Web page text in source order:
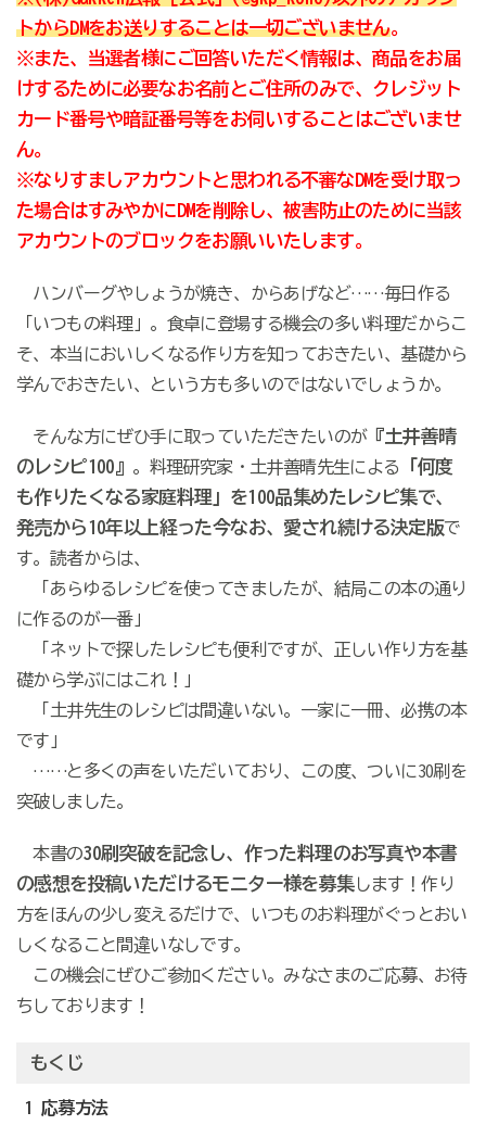
トからDMをお送りすることは一切ございません。
※また、当選者様にご回答いただく情報は、商品をお届
けするために必要なお名前とご住所のみで、クレジット
カード番号や暗証番号等をお伺いすることはございませ
ん。
※なりすましアカウントと思われる不審なDMを受け取っ
た場合はすみやかにDMを削除し、被害防止のために当該
アカウントのブロックをお願いいたします。
ハンバーグやしょうが焼き、からあげなど……毎日作る
「いつもの料理」。食卓に登場する機会の多い料理だからこ
そ、本当においしくなる作り方を知っておきたい、基礎から
学んでおきたい、という方も多いのではないでしょうか。
そんな方にぜひ手に取っていただきたいのが『土井善晴
のレシピ100』 。料理研究家・土井善晴先生による
「何度
も作りたくなる家庭料理」を100品集めたレシピ集で、
発売から10年以上経った今なお、愛され続ける決定版で
す。読者からは、
「あらゆるレシピを使ってきましたが、結局この本の通り
に作るのが一番」
「ネットで探したレシピも便利ですが、正しい作り方を基
礎から学ぶにはこれ！」
「土井先生のレシピは間違いない。一家に一冊、必携の本
です」
……と多くの声をいただいており、この度、ついに30刷を
突破しました。
本書の30刷突破を記念し、作った料理のお写真や本書
の感想を投稿いただけるモニター様を募集します！作り
方をほんの少し変えるだけで、いつものお料理がぐっとおい
しくなること間違いなしです。
この機会にぜひご参加ください。みなさまのご応募、お待
ちしております！
もくじ
1 応募方法